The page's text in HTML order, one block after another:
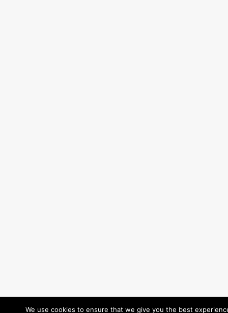
We use cookies to ensure that we give you the best